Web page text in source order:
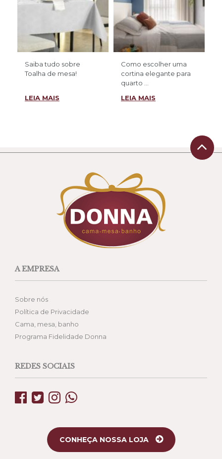
Saiba tudo sobre
Toalha de mesa!
LEIA MAIS
Como escolher uma
cortina elegante para
quarto ...
LEIA MAIS
A EMPRESA
Sobre nós
Política de Privacidade
Cama, mesa, banho
Programa Fidelidade Donna
REDES SOCIAIS
CONHEÇA NOSSA LOJA